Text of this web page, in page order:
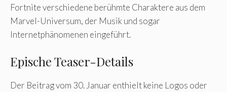
Fortnite verschiedene berühmte Charaktere aus dem
Marvel-Universum, der Musik und sogar
Internetphänomenen eingeführt.
Epische Teaser-Details
Der Beitrag vom 30. Januar enthielt keine Logos oder